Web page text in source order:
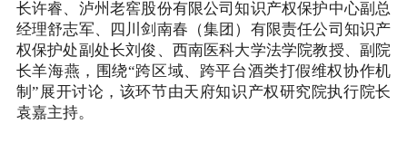
长许睿、泸州老窖股份有限公司知识产权保护中心副总
经理舒志军、四川剑南春（集团）有限责任公司知识产
权保护处副处长刘俊、西南医科大学法学院教授、副院
长羊海燕，围绕“跨区域、跨平台酒类打假维权协作机
制”展开讨论，该环节由天府知识产权研究院执行院长
袁嘉主持。